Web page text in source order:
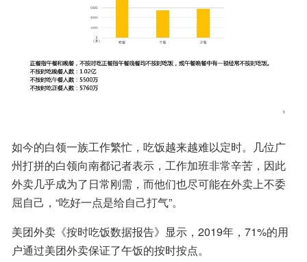
如今的白领一族工作繁忙，吃饭越来越难以定时。几位广
州打拼的白领向南都记者表示，工作加班非常辛苦，因此
外卖几乎成为了日常刚需，而他们也尽可能在外卖上不委
屈自己，“吃好一点是给自己打气”。
美团外卖《按时吃饭数据报告》显示，2019年，71%的用
户通过美团外卖保证了午饭的按时按点。